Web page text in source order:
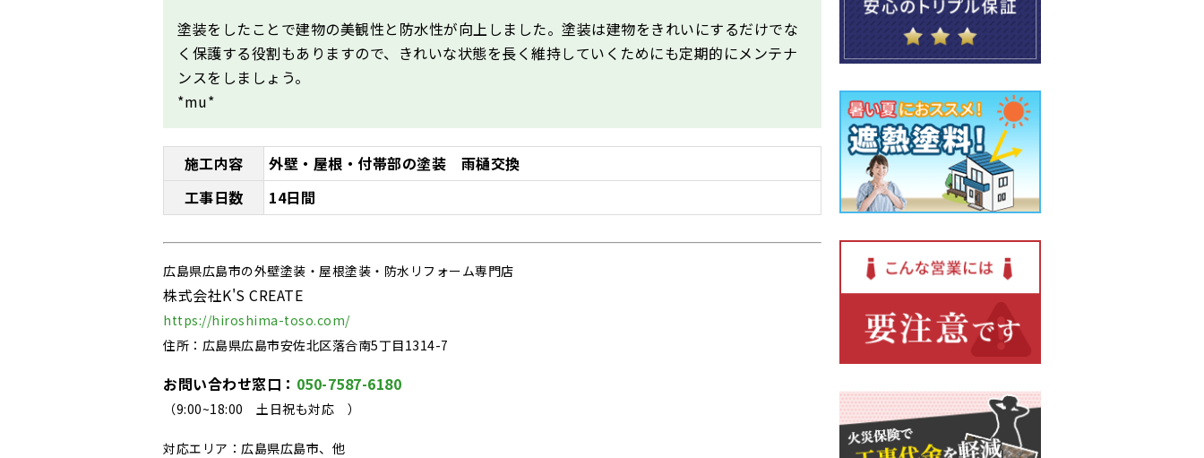
塗装をしたことで建物の美観性と防水性が向上しました。塗装は建物をきれいにするだけでな
く保護する役割もありますので、きれいな状態を長く維持していくためにも定期的にメンテナ
ンスをしましょう。
*mu*
施工内容
外壁・屋根・付帯部の塗装 雨樋交換
工事日数
14日間
広島県広島市の外壁塗装・屋根塗装・防水リフォーム専門店
株式会社K'S CREATE
https://hiroshima-toso.com/
住所：広島県広島市安佐北区落合南5丁目1314-7
お問い合わせ窓口： 050-7587-6180
（9:00~18:00 土日祝も対応 ）
対応エリア：広島県広島市、他